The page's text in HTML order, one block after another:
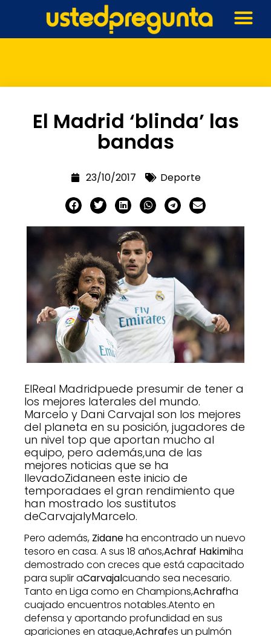
El Madrid ‘blinda’ las
bandas
23/10/2017 Deporte
ElReal Madridpuede presumir de tener a
los mejores laterales del mundo.
Marcelo y Dani Carvajal son los mejores
del planeta en su posición, jugadores de
un nivel top que aportan mucho al
equipo, pero además,una de las
mejores noticias que se ha
llevadoZidaneen este inicio de
temporadaes el gran rendimiento que
han mostrado los sustitutos
deCarvajalyMarcelo.
Pero además, Zidaneha encontrado un nuevo
tesoro en casa. A sus 18 años,Achraf Hakimiha
demostrado con creces que está capacitado
para suplir aCarvajalcuando sea necesario.
Tanto en Liga como en Champions,Achrafha
cuajado encuentros notables.Atento en
defensa y aportando profundidad en sus
apariciones en ataque,Achrafes un pulmón